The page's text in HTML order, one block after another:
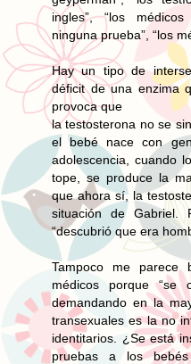
ingles”, “los
ninguna prueba”, “los
Hay un tipo de
déficit de una enzima
provoca que
la testosterona no se
el bebé nace con
adolescencia, cuando
tope, se produce la
que ahora sí, la
situación de Gabriel.
“descubrió que era
Tampoco me parece
médicos porque “se
demandando en la
transexuales es la no
identitarios. ¿Se está
pruebas a los